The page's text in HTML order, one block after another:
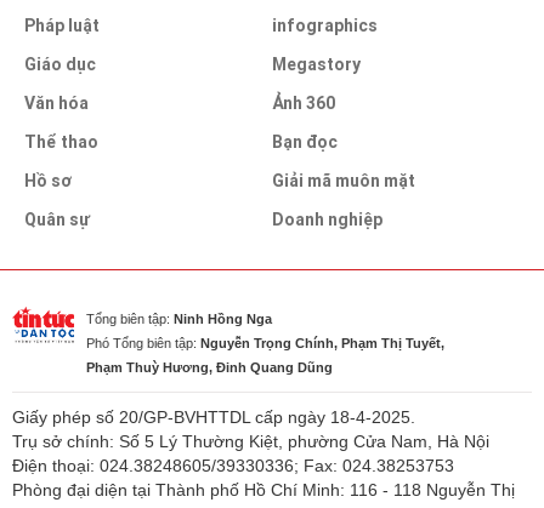
Pháp luật
Giáo dục
Văn hóa
Thể thao
Hồ sơ
Quân sự
infographics
Megastory
Ảnh 360
Bạn đọc
Giải mã muôn mặt
Doanh nghiệp
Tổng biên tập: Ninh Hồng Nga
Phó Tổng biên tập: Nguyễn Trọng Chính, Phạm Thị Tuyết,
Phạm Thuỳ Hương, Đinh Quang Dũng
Giấy phép số 20/GP-BVHTTDL cấp ngày 18-4-2025.
Trụ sở chính: Số 5 Lý Thường Kiệt, phường Cửa Nam, Hà Nội
Điện thoại: 024.38248605/39330336; Fax: 024.38253753
Phòng đại diện tại Thành phố Hồ Chí Minh: 116 - 118 Nguyễn Thị